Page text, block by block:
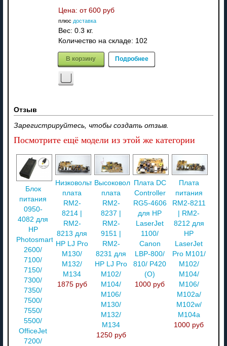
Цена: от 600 руб
плюс доставка
Вес: 0.3 кг.
Количество на складе: 102
В корзину Подробнее
Отзыв
Зарегистрируйтесь, чтобы создать отзыв.
Посмотрите ещё модели из этой же категории
Блок
питания
0950-
4082 для
HP
Photosmart
2600/
7100/
7150/
7300/
7350/
7500/
7550/
5500/
OfficeJet
7200/
Низковольтная
плата
RM2-
8214 |
RM2-
8213 для
HP LJ Pro
M130/
M132/
M134
1875 руб
Высоковольтная
плата
RM2-
8237 |
RM2-
9151 |
RM2-
8231 для
HP LJ Pro
M102/
M104/
M106/
M130/
M132/
M134
1250 руб
Плата DC
Controller
RG5-4606
для HP
LaserJet
1100/
Canon
LBP-800/
810/ P420
(O)
1000 руб
Плата
питания
RM2-8211
| RM2-
8212 для
HP
LaserJet
Pro M101/
M102/
M104/
M106/
M102a/
M102w/
M104a
1000 руб